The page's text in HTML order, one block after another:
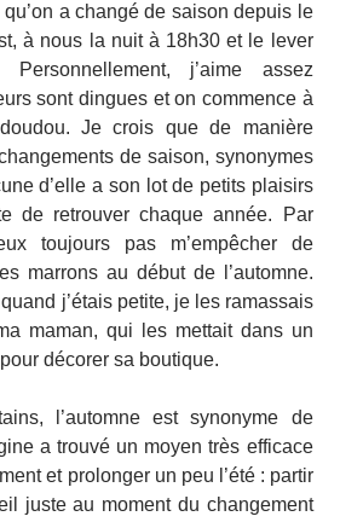
a changé de saison depuis le
à nous la nuit à 18h30 et le lever
j’aime assez
sont dingues et on commence à
Je crois que de manière
de saison, synonymes
d’elle a son lot de petits plaisirs
de retrouver chaque année. Par
toujours pas m’empêcher de
marrons au début de l’automne.
j’étais petite, je les ramassais
maman, qui les mettait dans un
décorer sa boutique.
l’automne est synonyme de
a trouvé un moyen très efficace
et prolonger un peu l’été : partir
juste au moment du changement